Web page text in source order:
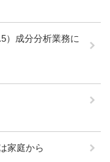
成分分析業務に
家庭から